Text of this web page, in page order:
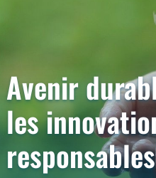
Avenir
les
responsables